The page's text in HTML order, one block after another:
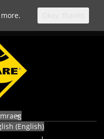
(English)